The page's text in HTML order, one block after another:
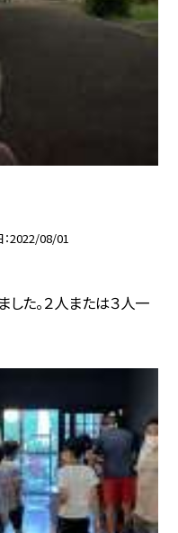
2022/08/01
した。２人または３人一